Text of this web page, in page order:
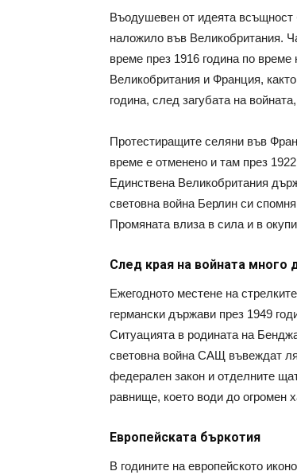
Въодушевен от идеята всъщност
наложило във Великобритания.
време през 1916 година по
Великобритания и Франция,
година, след загубата на
Протестиращите селяни във
време е отменено и там през
Единствена Великобритания
световна война Берлин си
Промяната влиза в сила и в
След края на войната много
Ежегодното местене на
германски държави през 1949
Ситуацията в родината на
световна война САЩ въвеждат
федерален закон и отделните
равнище, което води до огромен
Европейската бъркотия
В годините на европейското